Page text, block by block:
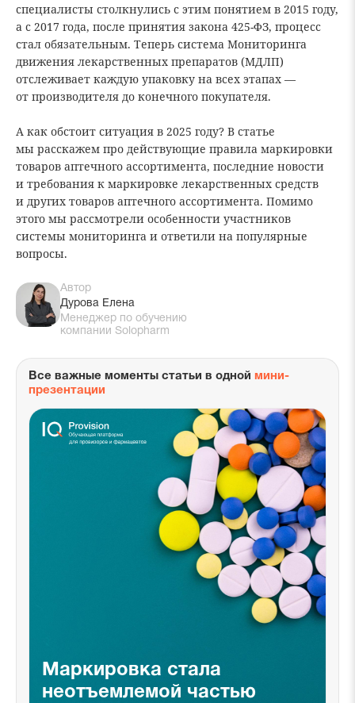
специалисты столкнулись с этим понятием в 2015 году,
а с 2017 года, после принятия закона 425-ФЗ, процесс
стал обязательным. Теперь система Мониторинга
движения лекарственных препаратов (МДЛП)
отслеживает каждую упаковку на всех этапах —
от производителя до конечного покупателя.
А как обстоит ситуация в 2025 году? В статье
мы расскажем про действующие правила маркировки
товаров аптечного ассортимента, последние новости
и требования к маркировке лекарственных средств
и других товаров аптечного ассортимента. Помимо
этого мы рассмотрели особенности участников
системы мониторинга и ответили на популярные
вопросы.
Автор
Дурова Елена
Менеджер по обучению
компании Solopharm
Все важные моменты статьи в одной мини-
презентации
Маркировка стала
неотъемлемой частью